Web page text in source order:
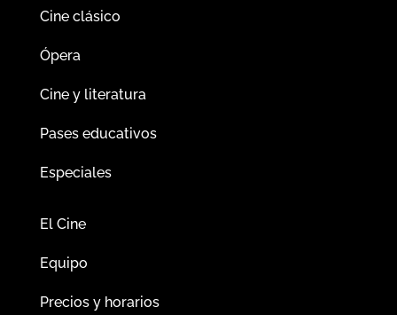
Cine clásico
Ópera
Cine y literatura
Pases educativos
Especiales
El Cine
Equipo
Precios y horarios